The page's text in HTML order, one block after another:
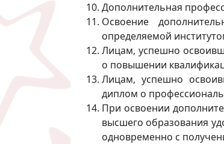
Дополнительная
Освоение
определяемой
Лицам, успешно
о повышении
Лицам, успешно
диплом о
При освоении
высшего образования
одновременно с